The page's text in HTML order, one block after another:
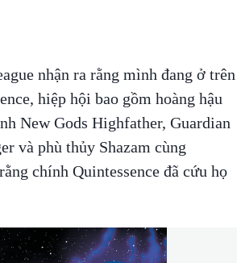
nhận ra rằng mình đang ở trên
hiệp hội bao gồm hoàng hậu
New Gods Highfather, Guardian
và phù thủy Shazam cùng
chính Quintessence đã cứu họ